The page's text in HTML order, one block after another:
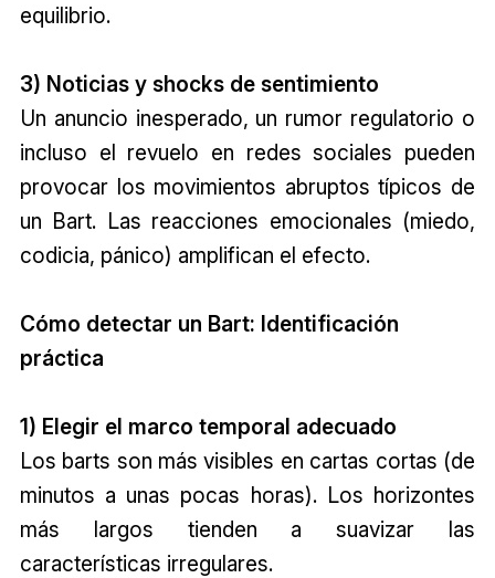
equilibrio.
3) Noticias y shocks de sentimiento
Un anuncio inesperado, un rumor regulatorio o
incluso el revuelo en redes sociales pueden
provocar los movimientos abruptos típicos de
un Bart. Las reacciones emocionales (miedo,
codicia, pánico) amplifican el efecto.
Cómo detectar un Bart: Identificación
práctica
1) Elegir el marco temporal adecuado
Los barts son más visibles en cartas cortas (de
minutos a unas pocas horas). Los horizontes
más largos tienden a suavizar las
características irregulares.